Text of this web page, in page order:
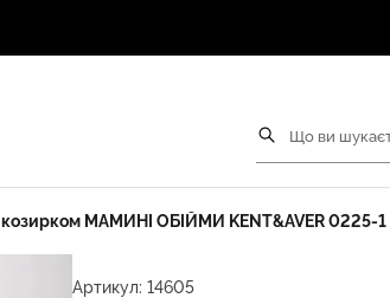
козирком МАМИНІ ОБІЙМИ KENT&AVER 0225-1
Артикул: 14605